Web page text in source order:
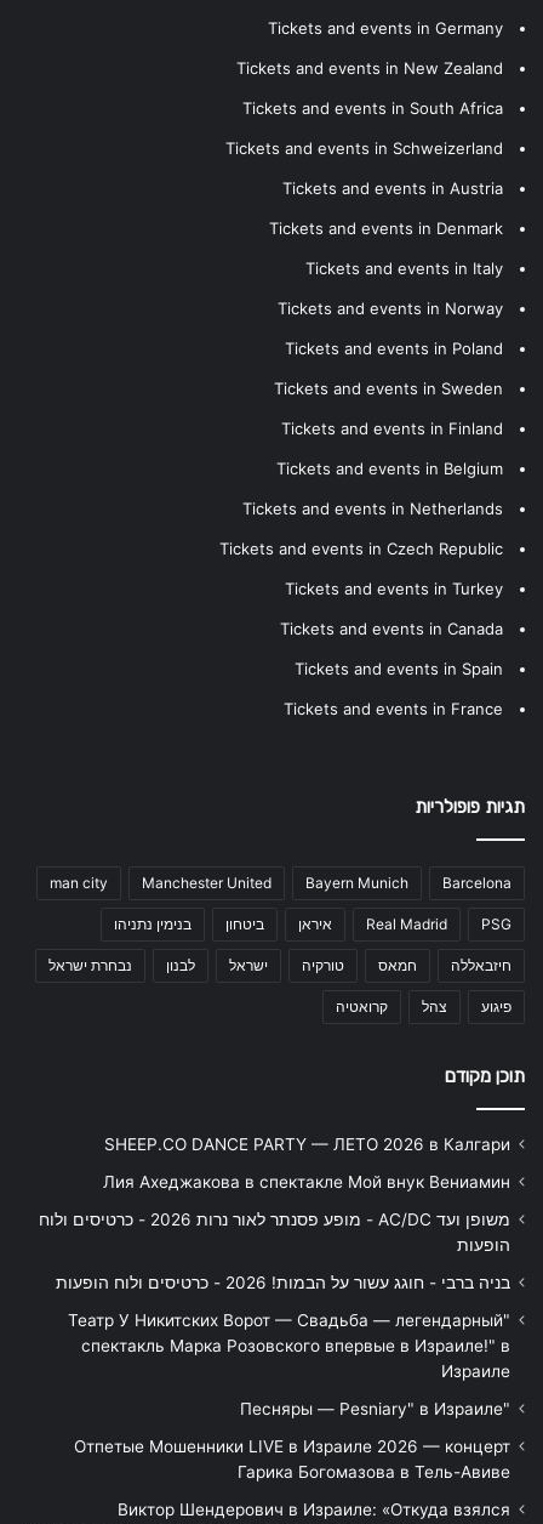
Tickets and events in Germany
Tickets and events in New Zealand
Tickets and events in South Africa
Tickets and events in Schweizerland
Tickets and events in Austria
Tickets and events in Denmark
Tickets and events in Italy
Tickets and events in Norway
Tickets and events in Poland
Tickets and events in Sweden
Tickets and events in Finland
Tickets and events in Belgium
Tickets and events in Netherlands
Tickets and events in Czech Republic
Tickets and events in Turkey
Tickets and events in Canada
Tickets and events in Spain
Tickets and events in France
תגיות פופולריות
Barcelona
Bayern Munich
Manchester United
man city
PSG
Real Madrid איראן ביטחון בנימין נתניהו
חיזבאללה חמאס טורקיה ישראל לבנון נבחרת ישראל
פיגוע צהל קרואטיה
תוכן מקודם
SHEEP.CO DANCE PARTY — ЛЕТО 2026 в Калгари
Лия Ахеджакова в спектакле Мой внук Вениамин
משופן ועד AC/DC - מופע פסנתר לאור נרות 2026 - כרטיסים ולוח
הופעות
בניה ברבי - חוגג עשור על הבמות! 2026 - כרטיסים ולוח הופעות
"Театр У Никитских Ворот — Свадьба — легендарный
спектакль Марка Розовского впервые в Израиле!" в
Израиле
"Песняры — Pesniary" в Израиле
Отпетые Мошенники LIVE в Израиле 2026 — концерт
Гарика Богомазова в Тель-Авиве
Виктор Шендерович в Израиле: «Откуда взялся